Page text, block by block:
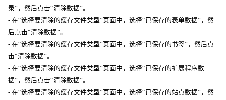
录”，然后点击“清除数据”。
- 在“选择要清除的缓存文件类型”页面中，选择“已保存的表单数据”，然
后点击“清除数据”。
- 在“选择要清除的缓存文件类型”页面中，选择“已保存的书签”，然后点
击“清除数据”。
- 在“选择要清除的缓存文件类型”页面中，选择“已保存的扩展程序数
据”，然后点击“清除数据”。
- 在“选择要清除的缓存文件类型”页面中，选择“已保存的站点数据”，然